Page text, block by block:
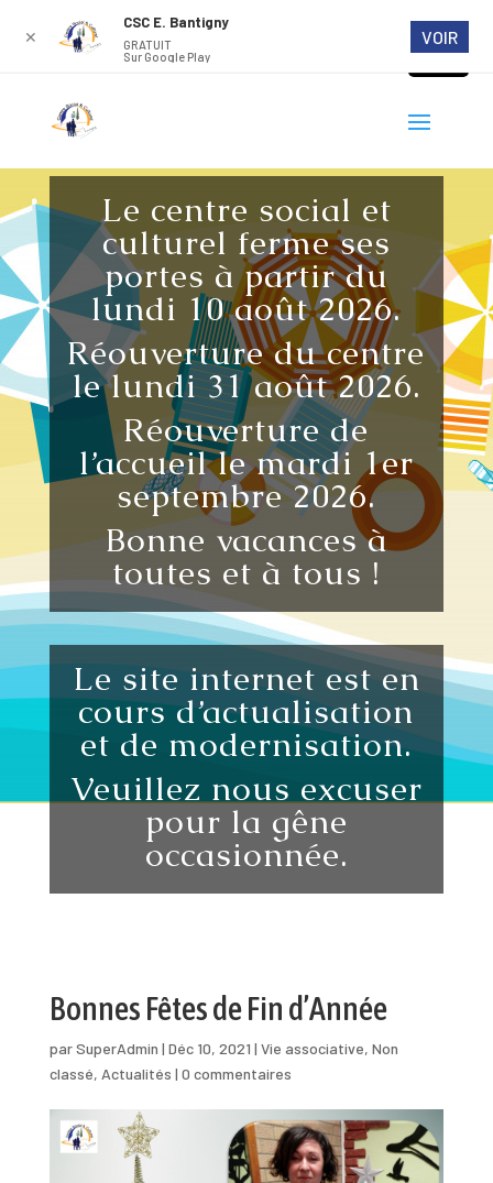
Le centre social et
culturel ferme ses
portes à partir du
lundi 10 août 2026.
Réouverture du centre
le lundi 31 août 2026.
Réouverture de
l’accueil le mardi 1er
septembre 2026.
Bonne vacances à
toutes et à tous !
Le site internet est en
cours d’actualisation
et de modernisation.
Veuillez nous excuser
pour la gêne
occasionnée.
Bonnes Fêtes de Fin d’Année
parSuperAdmin | Déc 10, 2021 | Vie associative, Non
classé, Actualités | 0 commentaires
✕
CSC E. Bantigny
GRATUIT
Sur Google Play
VOIR